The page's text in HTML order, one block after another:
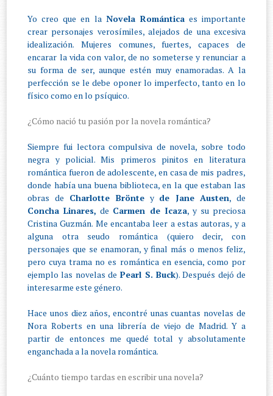
Yo creo que en la Novela Románticaes importante
crear personajes verosímiles, alejados de una excesiva
idealización. Mujeres comunes, fuertes, capaces de
encarar la vida con valor, de no someterse y renunciar a
su forma de ser, aunque estén muy enamoradas. A la
perfección se le debe oponer lo imperfecto, tanto en lo
físico como en lo psíquico.
¿Cómo nació tu pasión por la novela romántica?
Siempre fui lectora compulsiva de novela, sobre todo
negra y policial. Mis primeros pinitos en literatura
romántica fueron de adolescente, en casa de mis padres,
donde había una buena biblioteca, en la que estaban las
obras de Charlotte Bröntey de Jane Austen, de
Concha Linares, de Carmen de Icaza, y su preciosa
Cristina Guzmán. Me encantaba leer a estas autoras, y a
alguna otra seudo romántica (quiero decir, con
personajes que se enamoran, y final más o menos feliz,
pero cuya trama no es romántica en esencia, como por
ejemplo las novelas de Pearl S. Buck). Después dejó de
interesarme este género.
Hace unos diez años, encontré unas cuantas novelas de
Nora Roberts en una librería de viejo de Madrid. Y a
partir de entonces me quedé total y absolutamente
enganchada a la novela romántica.
¿Cuánto tiempo tardas en escribir una novela?